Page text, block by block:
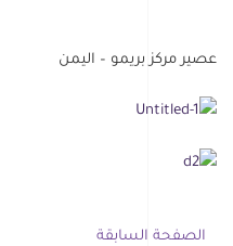
عصير مركز بريمو – اليمن
الصفحة السابقة